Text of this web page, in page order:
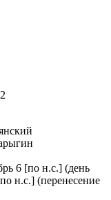
6 [по н.с.] (день
н.с.] (перенесение